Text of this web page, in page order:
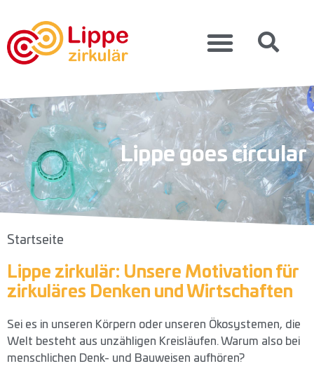
Lippe goes circular
Startseite
Lippe zirkulär: Unsere Motivation für
zirkuläres Denken und Wirtschaften
Sei es in unseren Körpern oder unseren Ökosystemen, die
Welt besteht aus unzähligen Kreisläufen. Warum also bei
menschlichen Denk- und Bauweisen aufhören?